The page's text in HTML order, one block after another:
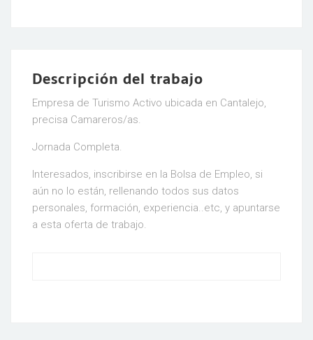
Descripción del trabajo
Empresa de Turismo Activo ubicada en Cantalejo,
precisa Camareros/as.
Jornada Completa.
Interesados, inscribirse en la Bolsa de Empleo, si
aún no lo están, rellenando todos sus datos
personales, formación, experiencia..etc, y apuntarse
a esta oferta de trabajo.